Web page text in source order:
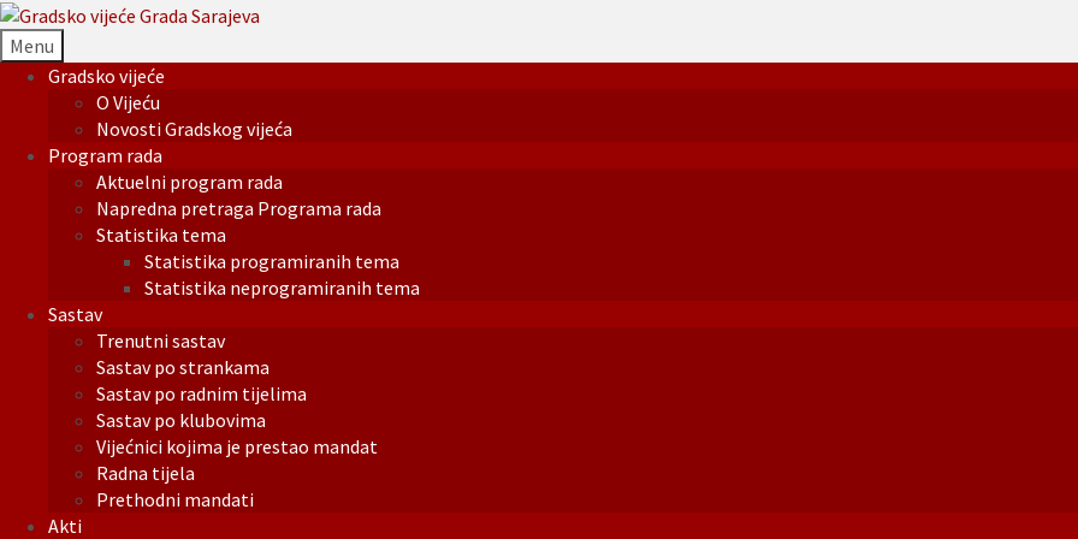
Menu
Gradsko vijeće
O Vijeću
Novosti Gradskog vijeća
Program rada
Aktuelni program rada
Napredna pretraga Programa rada
Statistika tema
Statistika programiranih tema
Statistika neprogramiranih tema
Sastav
Trenutni sastav
Sastav po strankama
Sastav po radnim tijelima
Sastav po klubovima
Vijećnici kojima je prestao mandat
Radna tijela
Prethodni mandati
Akti